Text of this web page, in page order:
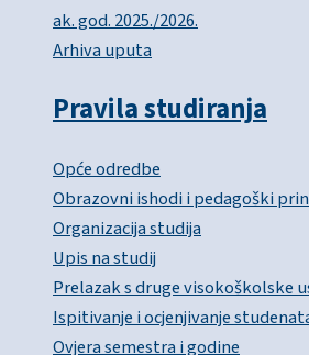
ak. god. 2025./2026.
Arhiva uputa
Pravila studiranja
Opće odredbe
Obrazovni ishodi i pedagoški
Organizacija studija
Upis na studij
Prelazak s druge visokoškolske
Ispitivanje i ocjenjivanje
Ovjera semestra i godine